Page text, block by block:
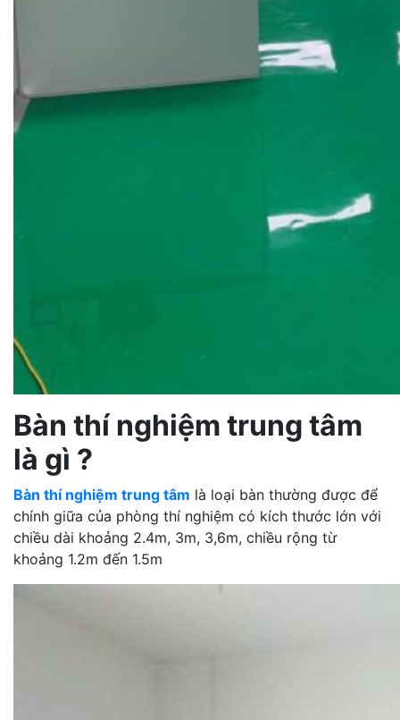
Bàn thí nghiệm trung tâm
là gì ?
Bàn thí nghiệm trung tâm là loại bàn thường được để
chính giữa của phòng thí nghiệm có kích thước lớn với
chiều dài khoảng 2.4m, 3m, 3,6m, chiều rộng từ
khoảng 1.2m đến 1.5m